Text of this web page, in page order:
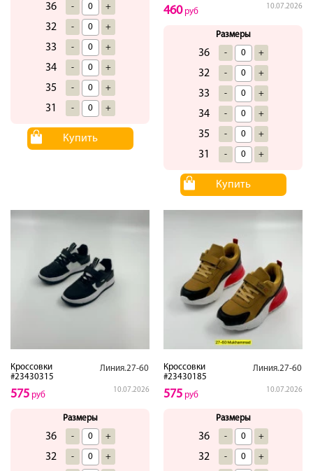
36 - +
32 - +
33 - +
34 - +
35 - +
31 - +
Купить
10.07.2026
460руб
Размеры
36 - +
32 - +
33 - +
34 - +
35 - +
31 - +
Купить
Кроссовки
#23430315
Линия.27-60
10.07.2026
575 руб
Размеры
36 - +
32 - +
Кроссовки
#23430185
Линия.27-60
10.07.2026
575 руб
Размеры
36 - +
32 - +